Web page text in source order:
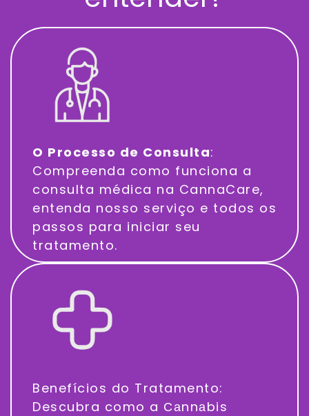
O Processo de Consulta:
Compreenda como funciona a
consulta médica na CannaCare,
entenda nosso serviço e todos os
passos para iniciar seu
tratamento.
Benefícios do Tratamento:
Descubra como a С​а​n​n​а​b​i​s